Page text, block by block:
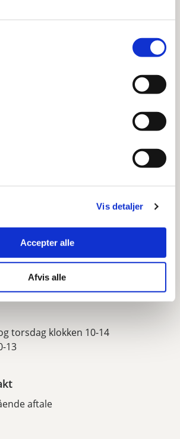
Vis detaljer
Accepter alle
Afvis alle
nu
Arkitektur
torsdag klokken 10-14
13
aftale